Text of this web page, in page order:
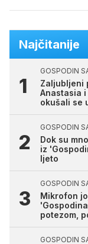
Najčitanije
GOSPODIN
Zaljubljeni
Anastasia
okušali se
GOSPODIN
Dok su
iz
ljeto
GOSPODIN
Mikrofon
potezom,
GOSPODIN